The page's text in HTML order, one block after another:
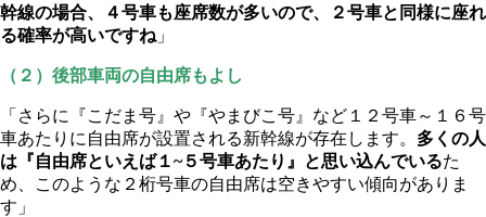
幹線の場合、４号車も座席数が多いので、２号車と同様に座れ
る確率が高いですね 」
（２）後部車両の自由席もよし
「さらに『こだま号』や『やまびこ号』など１２号車～１６号
車あたりに自由席が設置される新幹線が存在します。 多くの人
は『自由席といえば１~５号車あたり』と思い込んでいるた
め、このような２桁号車の自由席は空きやすい傾向がありま
す」